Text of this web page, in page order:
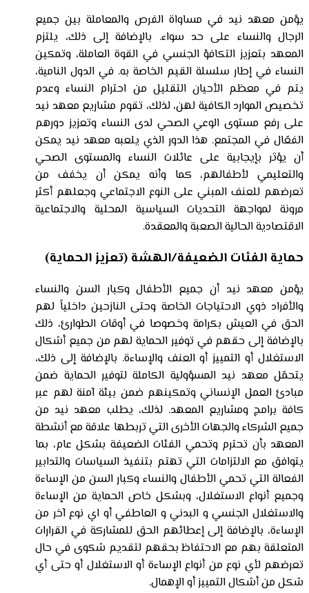
يؤمن معهد نيد في مساواة الفرص والمعاملة بين جميع
الرجال والنساء على حد سواء. بالإضافة إلى ذلك، يلتزم
المعهد بتعزيز التكافؤ الجنسي في القوة العاملة، وتمكين
النساء في إطار سلسلة القيم الخاصة به. في الدول النامية،
يتم في معظم الأحيان التقليل من احترام النساء وعدم
تخصيص الموارد الكافية لهن، لذلك، تقوم مشاريع معهد نيد
على رفع مستوى الوعي الصحي لدى النساء وتعزيز دورهم
الفعّال في المجتمع. هذا الدور الذي يلعبه معهد نيد يمكن
أن يؤثر بإيجابية على عائلات النساء والمستوى الصحي
والتعليمي لأطفالهم، كما وأنه يمكن أن يخفف من
تعرضهم للعنف المبني على النوع الاجتماعي وجعلهم أكثر
مرونة لمواجهة التحديات السياسية المحلية والاجتماعية
الاقتصادية الحالية الصعبة والمعقدة.
حماية الفئات الضعيفة/الهشة (تعزيز الحماية)
يؤمن معهد نيد أن جميع الأطفال وكبار السن والنساء
والأفراد ذوي الاحتياجات الخاصة وحتى النازحين داخلياً لهم
الحق في العيش بكرامة وخصوصا في أوقات الطوارئ، ذلك
بالإضافة إلى حقهم في توفير الحماية لهم من جميع أشكال
الاستغلال أو التمييز أو العنف والإساءة. بالإضافة إلى ذلك،
يتحمّل معهد نيد المسؤولية الكاملة لتوفير الحماية ضمن
مبادئ العمل الإنساني وتمكينهم ضمن بيئة آمنة لهم عبر
كافة برامج ومشاريع المعهد. لذلك، يطلب معهد نيد من
جميع الشركاء والجهات الأخرى التي تربطها علاقة مع أنشطة
المعهد بأن تحترم وتحمي الفئات الضعيفة بشكل عام، بما
يتوافق مع الالتزامات التي تهتم بتنفيذ السياسات والتدابير
الفعالة التي تحمي الأطفال والنساء وكبار السن من الإساءة
وجميع أنواع الاستغلال، وبشكل خاص الحماية من الإساءة
والاستغلال الجنسي و البدني و العاطفي أو اي نوع آخر من
الإساءة، بالإضافة إلى إعطائهم الحق للمشاركة في القرارات
المتعلقة بهم مع الاحتفاظ بحقهم لتقديم شكوى في حال
تعرضهم لأي نوع من أنواع الإساءة أو الاستغلال أو حتى أي
شكل من أشكال التمييز أو الإهمال.